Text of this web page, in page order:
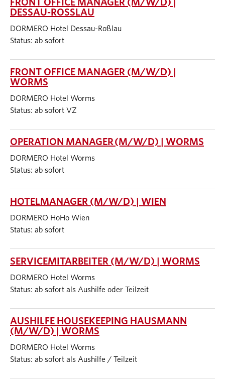
FRONT OFFICE MANAGER (M/W/D) |
DESSAU-ROSSLAU
DORMERO Hotel Dessau-Roßlau
Status: ab sofort
FRONT OFFICE MANAGER (M/W/D) |
WORMS
DORMERO Hotel Worms
Status: ab sofort VZ
OPERATION MANAGER (M/W/D) | WORMS
DORMERO Hotel Worms
Status: ab sofort
HOTELMANAGER (M/W/D) | WIEN
DORMERO HoHo Wien
Status: ab sofort
SERVICEMITARBEITER (M/W/D) | WORMS
DORMERO Hotel Worms
Status: ab sofort als Aushilfe oder Teilzeit
AUSHILFE HOUSEKEEPING HAUSMANN
(M/W/D) | WORMS
DORMERO Hotel Worms
Status: ab sofort als Aushilfe / Teilzeit